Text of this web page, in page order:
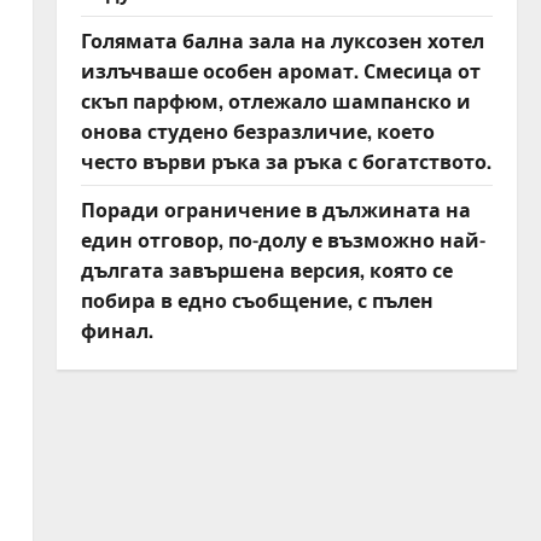
Голямата бална зала на луксозен хотел
излъчваше особен аромат. Смесица от
скъп парфюм, отлежало шампанско и
онова студено безразличие, което
често върви ръка за ръка с богатството.
Поради ограничение в дължината на
един отговор, по-долу е възможно най-
дългата завършена версия, която се
побира в едно съобщение, с пълен
финал.